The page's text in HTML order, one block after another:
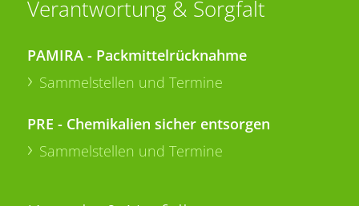
Verantwortung & Sorgfalt
PAMIRA - Packmittelrücknahme
Sammelstellen und Termine
PRE - Chemikalien sicher entsorgen
Sammelstellen und Termine